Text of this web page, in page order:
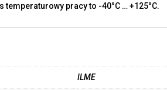
pracy to -40°C … +125°C.
ILME